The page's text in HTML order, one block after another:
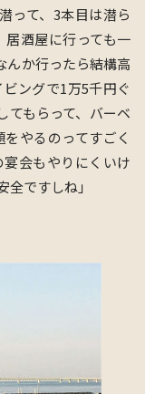
って、3本⽬は潜ら
酒屋に⾏っても⼀
んか⾏ったら結構⾼
ングで1万5千円ぐ
てもらって、バーベ
やるのってすごく
会もやりにくいけ
全ですしね」